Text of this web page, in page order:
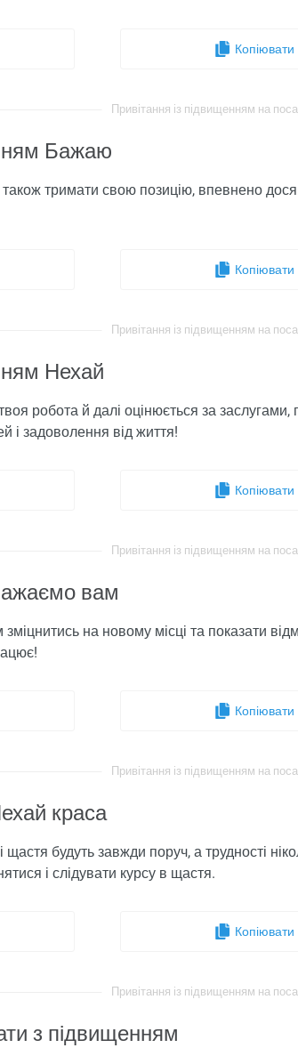
Копіювати
Привітання із підвищенням на
Бажаю
тримати свою позицію, впевнено
Копіювати
Привітання із підвищенням на
Нехай
робота й далі оцінюється за
і задоволення від життя!
Копіювати
Привітання із підвищенням на
вам
на новому місці та показати
Копіювати
Привітання із підвищенням на
краса
будуть завжди поруч, а трудності
і слідувати курсу в щастя.
Копіювати
Привітання із підвищенням на
з підвищенням